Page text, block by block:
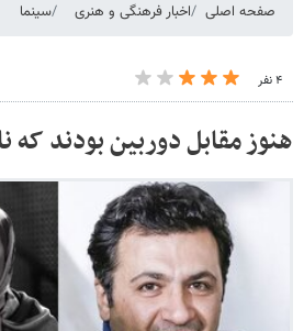
صفحه اصلی اخبار فرهنگی و هنری سینما
۴ نفر
هنوز مقابل دوربین بودند که